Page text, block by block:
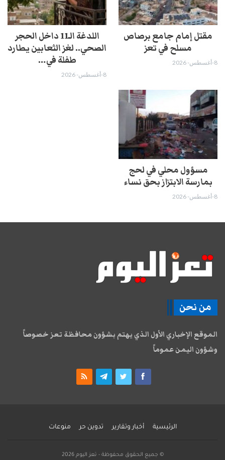
مقتل إمام جامع برصاص
مسلح في تعز
8-أغسطس- 2026
اللدغة الـ11 داخل الحجر
الصحي.. لغز الثعابين يطارد
طفلة في…
8-أغسطس- 2026
مسؤول محلي في لحج
بمارسة الابتزاز بحق نساء
8-أغسطس- 2026
من نحن
الموقع الإخباري الأول الذي يهتم بشؤون محافظة تعز خصوصاً
وشؤون اليمن عموماً
الرئيسية أخبار وتقارير تدوين حر منوعات
© جميع الحقوق محفوظة - تعز اليوم 2026